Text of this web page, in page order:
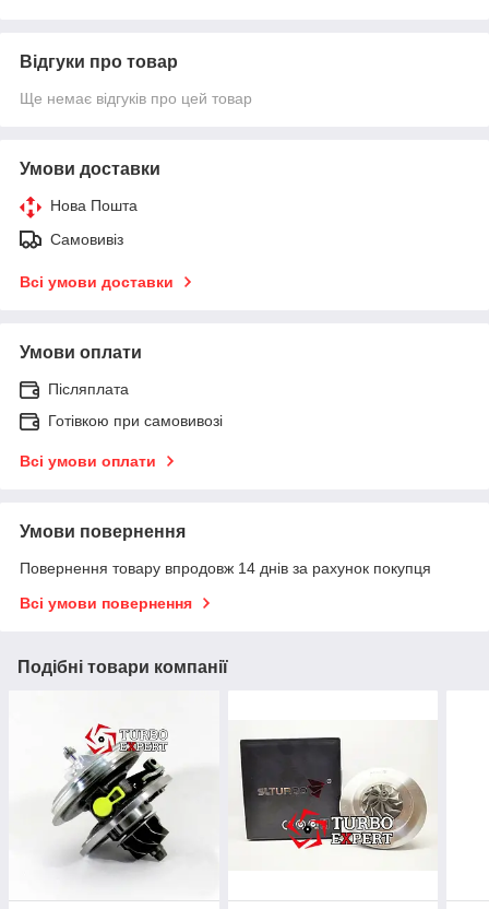
Відгуки про товар
Ще немає відгуків про цей товар
Умови доставки
Нова Пошта
Самовивіз
Всі умови доставки
Умови оплати
Післяплата
Готівкою при самовивозі
Всі умови оплати
Умови повернення
Повернення товару впродовж 14 днів за рахунок покупця
Всі умови повернення
Подібні товари компанії